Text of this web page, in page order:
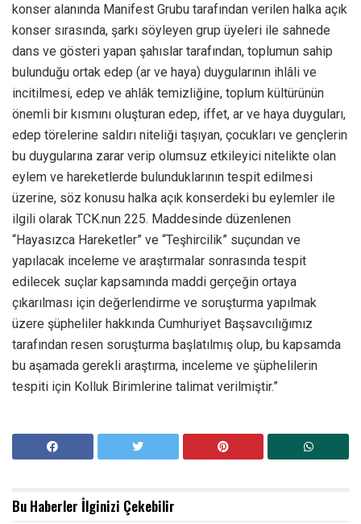
konser alanında Manifest Grubu tarafından verilen halka açık
konser sırasında, şarkı söyleyen grup üyeleri ile sahnede
dans ve gösteri yapan şahıslar tarafından, toplumun sahip
bulunduğu ortak edep (ar ve haya) duygularının ihlâli ve
incitilmesi, edep ve ahlâk temizliğine, toplum kültürünün
önemli bir kısmını oluşturan edep, iffet, ar ve haya duyguları,
edep törelerine saldırı niteliği taşıyan, çocukları ve gençlerin
bu duygularına zarar verip olumsuz etkileyici nitelikte olan
eylem ve hareketlerde bulunduklarının tespit edilmesi
üzerine, söz konusu halka açık konserdeki bu eylemler ile
ilgili olarak TCK.nun 225. Maddesinde düzenlenen
“Hayasızca Hareketler” ve “Teşhircilik” suçundan ve
yapılacak inceleme ve araştırmalar sonrasında tespit
edilecek suçlar kapsamında maddi gerçeğin ortaya
çıkarılması için değerlendirme ve soruşturma yapılmak
üzere şüpheliler hakkında Cumhuriyet Başsavcılığımız
tarafından resen soruşturma başlatılmış olup, bu kapsamda
bu aşamada gerekli araştırma, inceleme ve şüphelilerin
tespiti için Kolluk Birimlerine talimat verilmiştir.”
Bu Haberler İlginizi Çekebilir